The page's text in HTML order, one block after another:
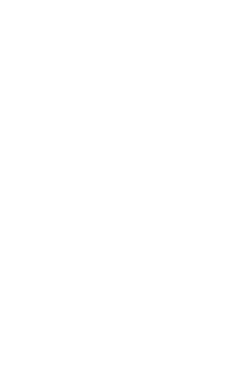
гиперссылка обязательна.